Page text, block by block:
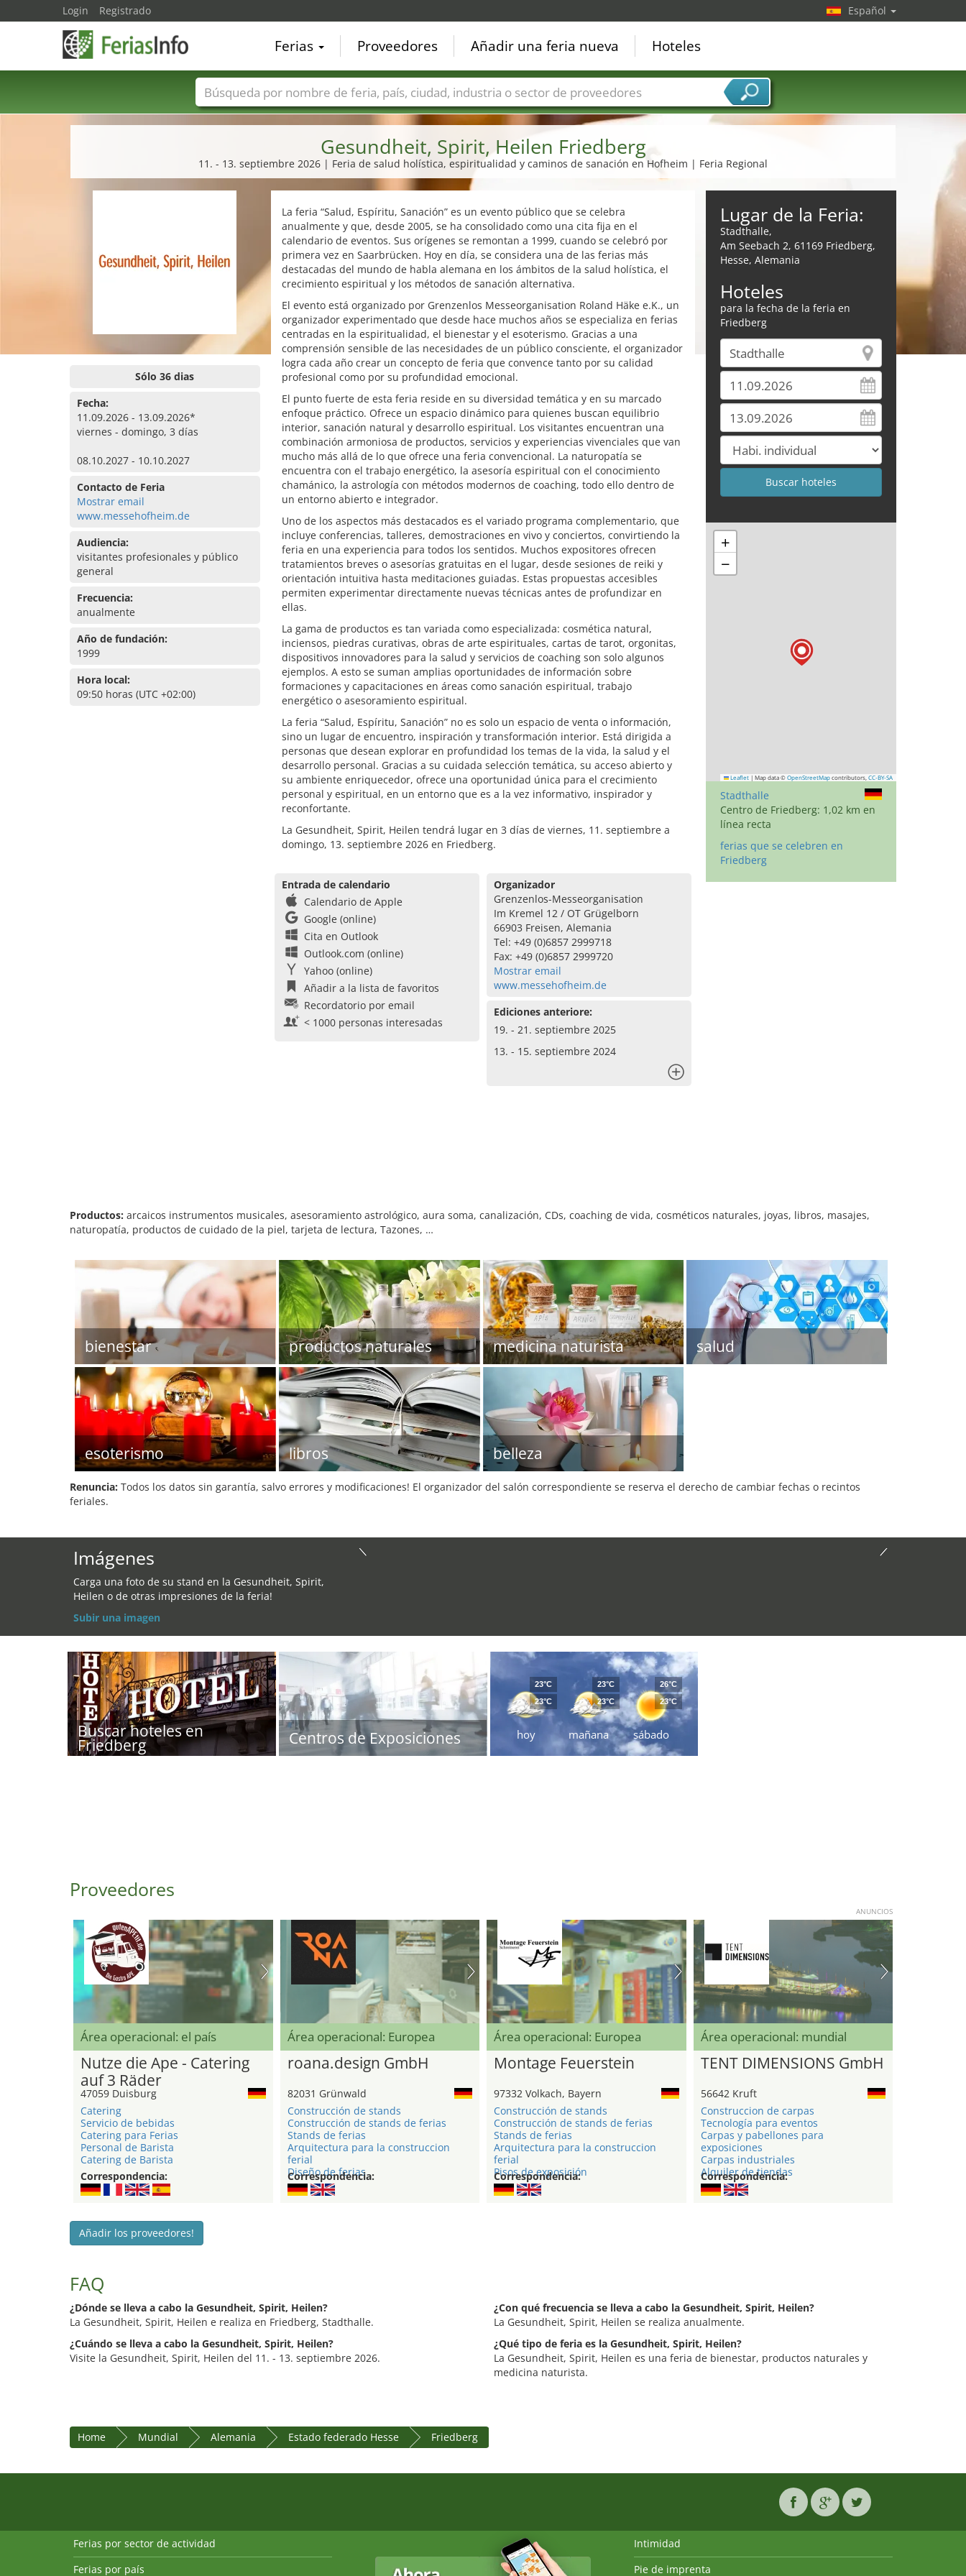
Gesundheit, Spirit, Heilen Friedberg
11. - 13. septiembre 2026 | Feria de salud holística, espiritualidad y caminos de sanación en Hofheim | Feria Regional
Sólo 36 dias
Fecha:
11.09.2026 - 13.09.2026*
viernes - domingo, 3 días
08.10.2027 - 10.10.2027
Contacto de Feria
Mostrar email
www.messehofheim.de
Audiencia:
visitantes profesionales y público
general
Frecuencia:
anualmente
Año de fundación:
1999
Hora local:
09:50 horas (UTC +02:00)
La feria “Salud, Espíritu, Sanación” es un evento público que se celebra
anualmente y que, desde 2005, se ha consolidado como una cita fija en el
calendario de eventos. Sus orígenes se remontan a 1999, cuando se celebró por
primera vez en Saarbrücken. Hoy en día, se considera una de las ferias más
destacadas del mundo de habla alemana en los ámbitos de la salud holística, el
crecimiento espiritual y los métodos de sanación alternativa.
El evento está organizado por Grenzenlos Messeorganisation Roland Häke e.K., un
organizador experimentado que desde hace muchos años se especializa en ferias
centradas en la espiritualidad, el bienestar y el esoterismo. Gracias a una
comprensión sensible de las necesidades de un público consciente, el organizador
logra cada año crear un concepto de feria que convence tanto por su calidad
profesional como por su profundidad emocional.
El punto fuerte de esta feria reside en su diversidad temática y en su marcado
enfoque práctico. Ofrece un espacio dinámico para quienes buscan equilibrio
interior, sanación natural y desarrollo espiritual. Los visitantes encuentran una
combinación armoniosa de productos, servicios y experiencias vivenciales que van
mucho más allá de lo que ofrece una feria convencional. La naturopatía se
encuentra con el trabajo energético, la asesoría espiritual con el conocimiento
chamánico, la astrología con métodos modernos de coaching, todo ello dentro de
un entorno abierto e integrador.
Uno de los aspectos más destacados es el variado programa complementario, que
incluye conferencias, talleres, demostraciones en vivo y conciertos, convirtiendo la
feria en una experiencia para todos los sentidos. Muchos expositores ofrecen
tratamientos breves o asesorías gratuitas en el lugar, desde sesiones de reiki y
orientación intuitiva hasta meditaciones guiadas. Estas propuestas accesibles
permiten experimentar directamente nuevas técnicas antes de profundizar en
ellas.
La gama de productos es tan variada como especializada: cosmética natural,
inciensos, piedras curativas, obras de arte espirituales, cartas de tarot, orgonitas,
dispositivos innovadores para la salud y servicios de coaching son solo algunos
ejemplos. A esto se suman amplias oportunidades de información sobre
formaciones y capacitaciones en áreas como sanación espiritual, trabajo
energético o asesoramiento espiritual.
La feria “Salud, Espíritu, Sanación” no es solo un espacio de venta o información,
sino un lugar de encuentro, inspiración y transformación interior. Está dirigida a
personas que desean explorar en profundidad los temas de la vida, la salud y el
desarrollo personal. Gracias a su cuidada selección temática, su acceso abierto y
su ambiente enriquecedor, ofrece una oportunidad única para el crecimiento
personal y espiritual, en un entorno que es a la vez informativo, inspirador y
reconfortante.
La Gesundheit, Spirit, Heilen tendrá lugar en 3 días de viernes, 11. septiembre a
domingo, 13. septiembre 2026 en Friedberg.
Entrada de calendario
Calendario de Apple
Google (online)
Cita en Outlook
Outlook.com (online)
Yahoo (online)
Añadir a la lista de favoritos
Recordatorio por email
< 1000 personas interesadas
Organizador
Grenzenlos-Messeorganisation
Im Kremel 12 / OT Grügelborn
66903 Freisen, Alemania
Tel: +49 (0)6857 2999718
Fax: +49 (0)6857 2999720
Mostrar email
www.messehofheim.de
Ediciones anteriore:
19. - 21. septiembre 2025
13. - 15. septiembre 2024
Lugar de la Feria:
Stadthalle,
Am Seebach 2, 61169 Friedberg,
Hesse, Alemania
Hoteles
para la fecha de la feria en
Friedberg
+
−
Leaflet | Map data © OpenStreetMap contributors, CC-BY-SA
Stadthalle
Centro de Friedberg: 1,02 km en
línea recta
ferias que se celebren en
Friedberg
Productos: arcaicos instrumentos musicales, asesoramiento astrológico, aura soma, canalización, CDs, coaching de vida, cosméticos naturales, joyas, libros, masajes,
naturopatía, productos de cuidado de la piel, tarjeta de lectura, Tazones, …
bienestar productos naturales medicina naturista salud
esoterismo libros belleza
Renuncia: Todos los datos sin garantía, salvo errores y modificaciones! El organizador del salón correspondiente se reserva el derecho de cambiar fechas o recintos
feriales.
Imágenes
Carga una foto de su stand en la Gesundheit, Spirit,
Heilen o de otras impresiones de la feria!
Subir una imagen
Buscar hoteles en
Friedberg Centros de Exposiciones hoy
23°C
23°C
mañana
23°C
23°C
sábado
26°C
23°C
Proveedores
ANUNCIOS
Área operacional: el país
Nutze die Ape - Catering
auf 3 Räder
47059 Duisburg
Catering
Servicio de bebidas
Catering para Ferias
Personal de Barista
Catering de Barista
Correspondencia:
Área operacional: Europea
roana.design GmbH
82031 Grünwald
Construcción de stands
Construcción de stands de ferias
Stands de ferias
Arquitectura para la construccion
ferial
Diseño de ferias
Correspondencia:
Área operacional: Europea
Montage Feuerstein
97332 Volkach, Bayern
Construcción de stands
Construcción de stands de ferias
Stands de ferias
Arquitectura para la construccion
ferial
Pisos de exposición
Correspondencia:
Área operacional: mundial
TENT DIMENSIONS GmbH
56642 Kruft
Construccion de carpas
Tecnología para eventos
Carpas y pabellones para
exposiciones
Carpas industriales
Alquiler de tiendas
Correspondencia:
Añadir los proveedores!
FAQ
¿Dónde se lleva a cabo la Gesundheit, Spirit, Heilen?
La Gesundheit, Spirit, Heilen e realiza en Friedberg, Stadthalle.
¿Cuándo se lleva a cabo la Gesundheit, Spirit, Heilen?
Visite la Gesundheit, Spirit, Heilen del 11. - 13. septiembre 2026.
¿Con qué frecuencia se lleva a cabo la Gesundheit, Spirit, Heilen?
La Gesundheit, Spirit, Heilen se realiza anualmente.
¿Qué tipo de feria es la Gesundheit, Spirit, Heilen?
La Gesundheit, Spirit, Heilen es una feria de bienestar, productos naturales y
medicina naturista.
Home Mundial Alemania Estado federado Hesse Friedberg
Login Registrado Español
Ferias Proveedores Añadir una feria nueva Hoteles
Nombres de ferias Países Ciudades Sectores de ferias Sectores de proveedor de servicios
Ferias por sector de actividad
Ferias por país
Intimidad
Pie de imprenta